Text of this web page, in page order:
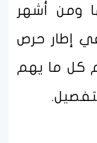
ومن أشهر
إطار حرص
كل ما يهم